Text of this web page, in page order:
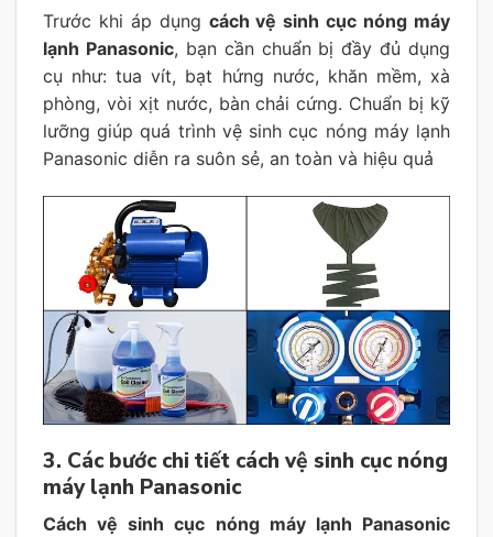
Trước khi áp dụng cách vệ sinh cục nóng máy
lạnh Panasonic, bạn cần chuẩn bị đầy đủ dụng
cụ như: tua vít, bạt hứng nước, khăn mềm, xà
phòng, vòi xịt nước, bàn chải cứng. Chuẩn bị kỹ
lưỡng giúp quá trình vệ sinh cục nóng máy lạnh
Panasonic diễn ra suôn sẻ, an toàn và hiệu quả
3. Các bước chi tiết cách vệ sinh cục nóng
máy lạnh Panasonic
Cách vệ sinh cục nóng máy lạnh Panasonic